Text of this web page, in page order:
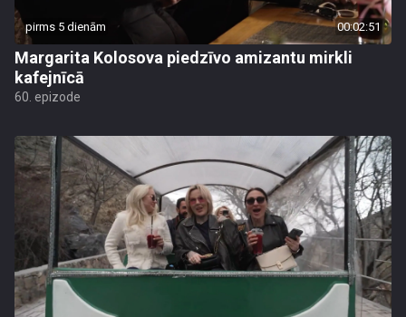
pirms 5 dienām 00:02:51
Margarita Kolosova piedzīvo amizantu mirkli
kafejnīcā
60. epizode